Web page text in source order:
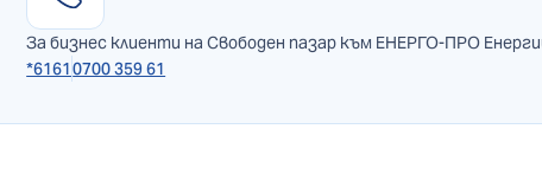
За бизнес клиенти на Свободен пазар към ЕНЕРГО-ПРО
*61610700 359 61